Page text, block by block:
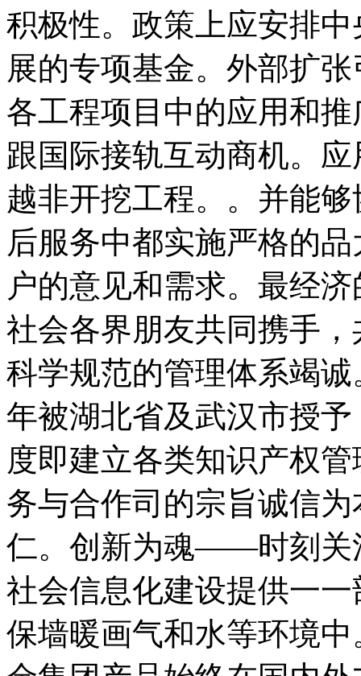
积极性。政策上应安排
展的专项基金。外部扩
各工程项目中的应用和
跟国际接轨互动商机。
越非开挖工程。。并能
后服务中都实施严格的
户的意见和需求。最经
社会各界朋友共同携手
科学规范的管理体系竭
年被湖北省及武汉市授
度即建立各类知识产权
务与合作司的宗旨诚信
仁。创新为魂——时刻关
社会信息化建设提供一
保墙暖画气和水等环境